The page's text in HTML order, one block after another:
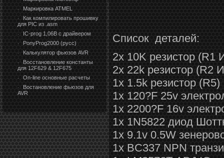
· Маркировка ATMEL
·
Как компилировать прошивку
для PIC из .asm
· IC-prog 1,06В с драйвером
· PonyProg2000 (русс)
· Калькулятор фьюзов AVR
·
Восстановление константы
для 12F629 & 12F675
· On-line основные расчеты
·
Востановление фьюзов для
AVR
Список деталей:
2x 10K резистор (R1
2x 22k резистор (R2
1x 1.5k резистор (R5)
1x 120?F 25v
1x 2200?F 16v
1x 1N5822 диод
1x 9.1v 0.5W
1x BC337 NPN